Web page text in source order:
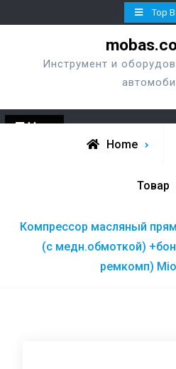
to
Top
Инструмент и
Menu
Home
Товар
Компрессор масляный
(с медн.обмоткой)
ремкомп)